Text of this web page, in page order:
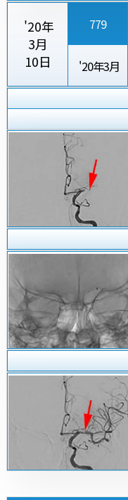
'20年
3月
10日
779
'20年3月